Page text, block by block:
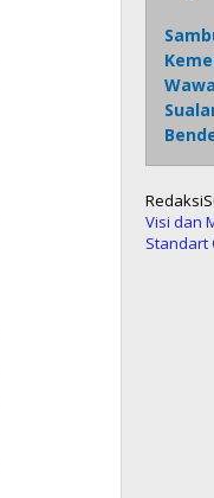
Visi dan
Standart